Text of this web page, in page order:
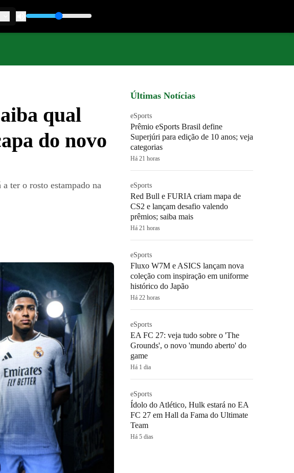
qual
do novo
ter o rosto estampado na
Últimas Notícias
eSports
Prêmio eSports Brasil define
Superjúri para edição de 10 anos; veja
categorias
Há 21 horas
eSports
Red Bull e FURIA criam mapa de
CS2 e lançam desafio valendo
prêmios; saiba mais
Há 21 horas
eSports
Fluxo W7M e ASICS lançam nova
coleção com inspiração em uniforme
histórico do Japão
Há 22 horas
eSports
EA FC 27: veja tudo sobre o 'The
Grounds', o novo 'mundo aberto' do
game
Há 1 dia
eSports
Ídolo do Atlético, Hulk estará no EA
FC 27 em Hall da Fama do Ultimate
Team
Há 5 dias